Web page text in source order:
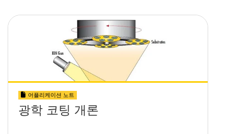
어플리케이션 노트
광학 코팅 개론